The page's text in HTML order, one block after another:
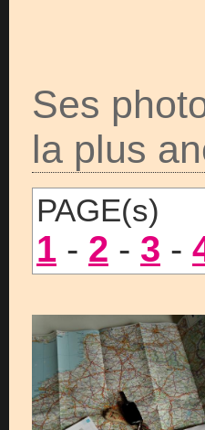
Ses
la plus
PAGE(s)
1 - 2 - 3 -